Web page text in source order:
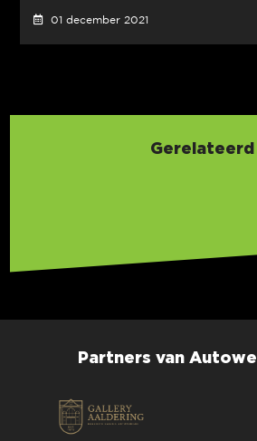
01 december 2021
Gerelateerd
Partners van